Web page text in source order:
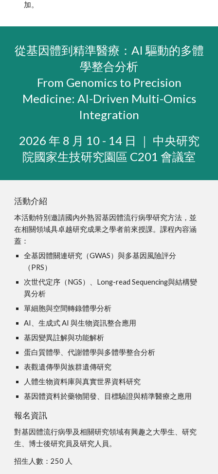
加。
從基因體到精準醫療：AI 驅動的多體
學整合分析
From Genomics to Precision
Medicine: AI-Driven Multi-Omics
Integration
2026 年 8 月 10 - 14 日 ｜ 中央研究
院國家生技研究園區 C201 會議室
活動介紹
本活動特別邀請國內外熟習基因體流行病學研究方法，並
在相關領域具卓越研究成果之學者前來授課。課程內容涵
蓋：
全基因體關連研究（GWAS）與多基因風險評分
（PRS）
次世代定序（NGS）、Long-read Sequencing與結構變
異分析
單細胞與空間轉錄體學分析
AI、生成式 AI 與生物資訊整合應用
基因變異註解與功能解析
蛋白質體學、代謝體學與多體學整合分析
表觀遺傳學與族群遺傳研究
人體生物資料庫與真實世界資料研究
基因體資料於藥物開發、目標驗證與精準醫療之應用
報名資訊
對基因體流行病學及相關研究領域有興趣之大學生、研究
生、博士後研究員及研究人員。
招生人數：250 人